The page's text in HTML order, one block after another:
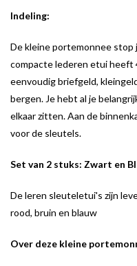
Indeling:
De kleine portemonnee stop
compacte lederen etui heeft
eenvoudig briefgeld,
bergen. Je hebt al je
elkaar zitten. Aan de
voor de sleutels.
Set van 2 stuks: Zwart en
De leren sleuteletui's zijn
rood, bruin en blauw
Over deze kleine